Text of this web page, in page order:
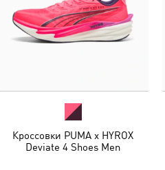
Кроссовки PUMA x HYROX
Deviate 4 Shoes Men